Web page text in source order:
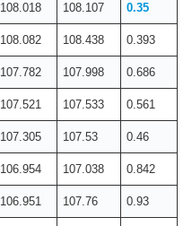
108.018 108.107 0.35
108.082 108.438 0.393
107.782 107.998 0.686
107.521 107.533 0.561
107.305 107.53 0.46
106.954 107.038 0.842
106.951 107.76 0.93